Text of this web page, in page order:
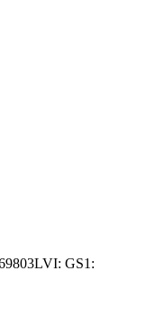
GS1: